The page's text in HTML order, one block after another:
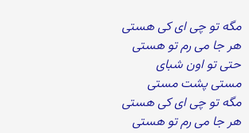
مگه تو چی ای کی هستی
هر جا می رم تو هستی
حتی تو اون شبای
مستی پشت مستی
مگه تو چی ای کی هستی
هر جا می رم تو هستی